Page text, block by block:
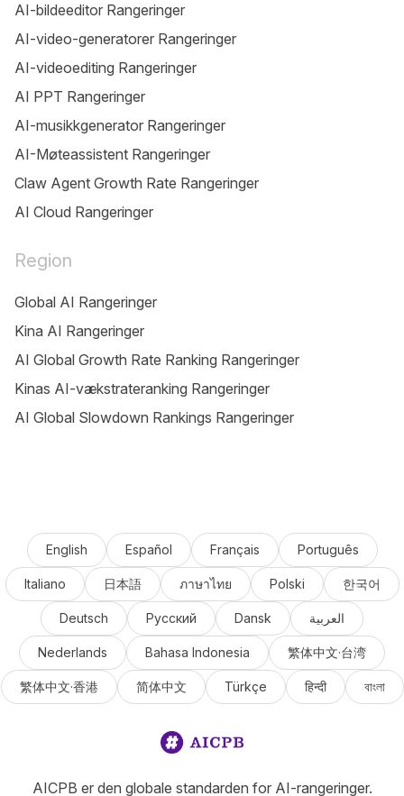
AI-bildeeditor Rangeringer
AI-video-generatorer Rangeringer
AI-videoediting Rangeringer
AI PPT Rangeringer
AI-musikkgenerator Rangeringer
AI-Møteassistent Rangeringer
Claw Agent Growth Rate Rangeringer
AI Cloud Rangeringer
Region
Global AI Rangeringer
Kina AI Rangeringer
AI Global Growth Rate Ranking Rangeringer
Kinas AI-vækstrateranking Rangeringer
AI Global Slowdown Rankings Rangeringer
English Español Français Português
Italiano 日本語 ภาษาไทย Polski 한국어
Deutsch Русский Dansk العربية
Nederlands Bahasa Indonesia 繁体中文·台湾
繁体中文·香港 简体中文 Türkçe हिन्दी বাংলা
AICPB er den globale standarden for AI-rangeringer.